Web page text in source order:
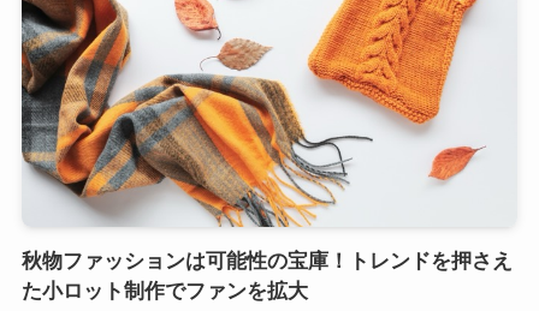
秋物ファッションは可能性の宝庫！トレンドを押さえ
た小ロット制作でファンを拡大